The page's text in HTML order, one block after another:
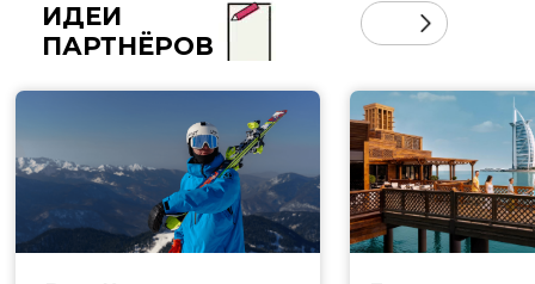
ИДЕИ
ПАРТНЁРОВ